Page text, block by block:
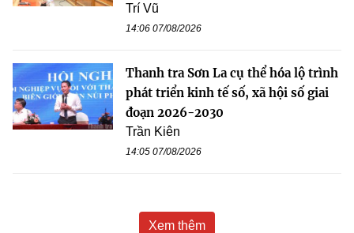
Trí Vũ
14:06 07/08/2026
Thanh tra Sơn La cụ thể hóa lộ trình
phát triển kinh tế số, xã hội số giai
đoạn 2026-2030
Trần Kiên
14:05 07/08/2026
Xem thêm